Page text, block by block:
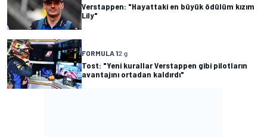
Verstappen: "Hayattaki en büyük ödülüm kızım
Lily"
FORMULA 12 g
Tost: "Yeni kurallar Verstappen gibi pilotların
avantajını ortadan kaldırdı"